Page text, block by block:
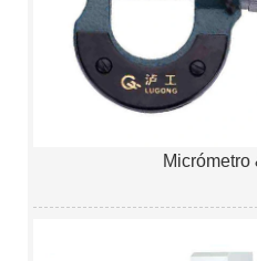
Micrómetro